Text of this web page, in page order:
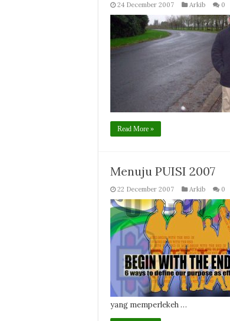
24 December 2007 Arkib 0
Read More »
Menuju PUISI 2007
22 December 2007 Arkib 0
yang memperlekeh …